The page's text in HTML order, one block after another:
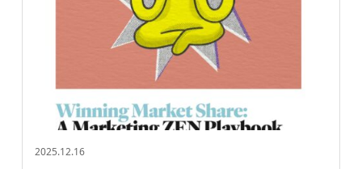
2025.12.16